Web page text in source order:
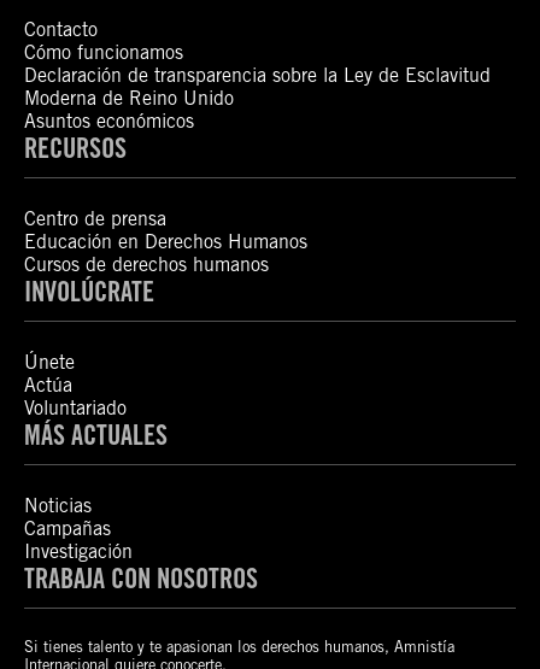
Contacto
Cómo funcionamos
Declaración de transparencia sobre la Ley de Esclavitud
Moderna de Reino Unido
Asuntos económicos
RECURSOS
Centro de prensa
Educación en Derechos Humanos
Cursos de derechos humanos
INVOLÚCRATE
Únete
Actúa
Voluntariado
MÁS ACTUALES
Noticias
Campañas
Investigación
TRABAJA CON NOSOTROS
Si tienes talento y te apasionan los derechos humanos, Amnistía
Internacional quiere conocerte.